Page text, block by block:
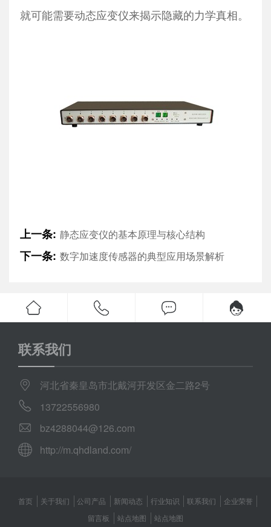
就可能需要动态应变仪来揭示隐藏的力学真相。
上一条: 静态应变仪的基本原理与核心结构
下一条: 数字加速度传感器的典型应用场景解析
联系我们
河北省秦皇岛市北戴河开发区金二路2号
13722556980
bz4288044@126.com
http://m.qhdland.com/
首页 关于我们 公司产品 新闻动态 行业知识 联系我们
企业荣誉
留言板
站点地图 站点地图